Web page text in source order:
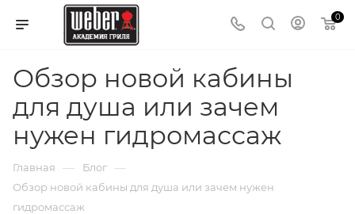
0
Обзор новой кабины
для душа или зачем
нужен гидромассаж
Главная — Блог —
Обзор новой кабины для душа или зачем нужен
гидромассаж